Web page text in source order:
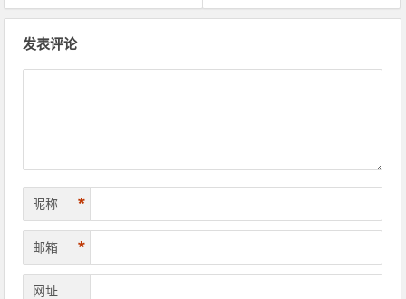
发表评论
昵称 *
邮箱 *
网址